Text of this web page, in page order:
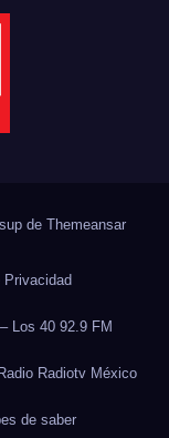
de Themeansar
Los 40 92.9 FM
Radiotv México
de saber